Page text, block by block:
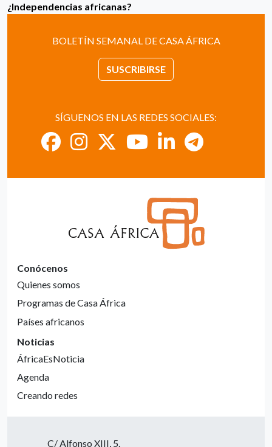
¿Independencias africanas?
BOLETÍN SEMANAL DE CASA ÁFRICA
SUSCRIBIRSE
SÍGUENOS EN LAS REDES SOCIALES:
Conócenos
Quienes somos
Programas de Casa África
Países africanos
Noticias
ÁfricaEsNoticia
Agenda
Creando redes
C/ Alfonso XIII, 5.